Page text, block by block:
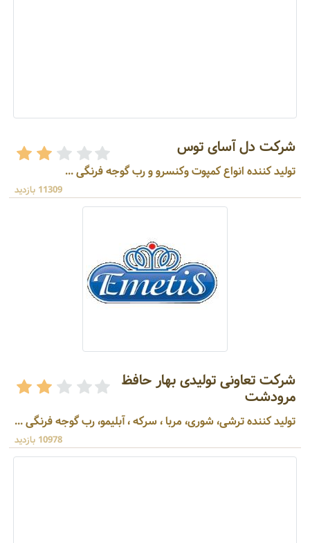
شرکت دل آسای توس
تولید کننده انواع کمپوت وکنسرو و رب گوجه فرنگی ...
11309 بازدید
شرکت تعاونی تولیدی بهار حافظ
مرودشت
تولید کننده ترشی، شوری، مربا ، سرکه ، آبلیمو، رب گوجه فرنگی ...
10978 بازدید